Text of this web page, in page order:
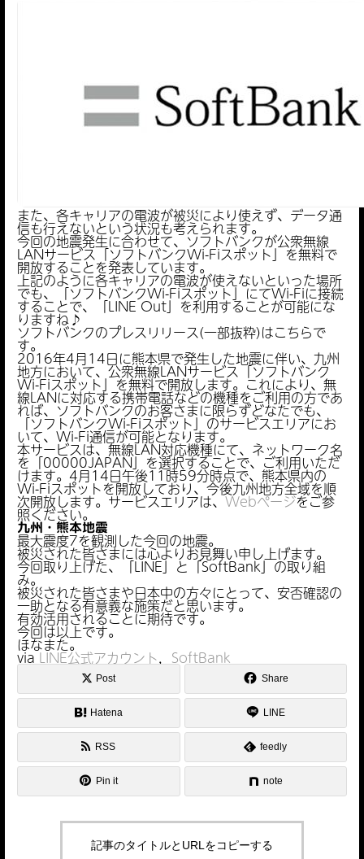
また、各キャリアの電波が被災により使えず、データ通
信も行えないという状況も考えられます。
今回の地震発生に合わせて、ソフトバンクが公衆無線
LANサービス「ソフトバンクWi-Fiスポット」を無料で
開放することを発表しています。
上記のように各キャリアの電波が使えないといった場所
でも、「ソフトバンクWi-Fiスポット」にてWi-Fiに接続
することで、「LINE Out」を利用することが可能にな
りますね♪
ソフトバンクのプレスリリース(一部抜粋)はこちらで
す。
2016年4月14日に熊本県で発生した地震に伴い、九州
地方において、公衆無線LANサービス「ソフトバンク
Wi-Fiスポット」を無料で開放します。これにより、無
線LANに対応する携帯電話などの機種をご利用の方であ
れば、ソフトバンクのお客さまに限らずどなたでも、
「ソフトバンクWi-Fiスポット」のサービスエリアにお
いて、Wi-Fi通信が可能となります。
本サービスは、無線LAN対応機種にて、ネットワーク名
を「00000JAPAN」を選択することで、ご利用いただ
けます。4月14日午後11時59分時点で、熊本県内の
Wi-Fiスポットを開放しており、今後九州地方全域を順
次開放します。サービスエリアは、Webページをご参
照ください。
九州・熊本地震
最大震度7を観測した今回の地震。
被災された皆さまには心よりお見舞い申し上げます。
今回取り上げた、「LINE」と「SoftBank」の取り組
み。
被災された皆さまや日本中の方々にとって、安否確認の
一助となる有意義な施策だと思います。
有効活用されることに期待です。
今回は以上です。
ほなまた。
viaLINE公式アカウント， SoftBank
Post Share
Hatena LINE
RSS feedly
Pin it note
記事のタイトルとURLをコピーする